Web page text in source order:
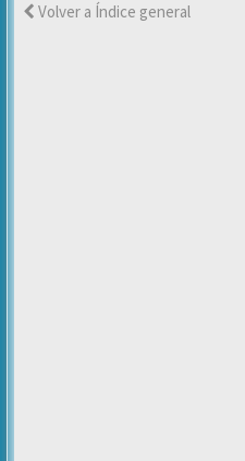
Volver a Índice general